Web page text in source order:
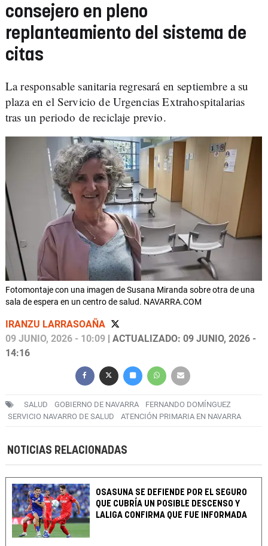
consejero en pleno
replanteamiento del sistema de
citas
La responsable sanitaria regresará en septiembre a su
plaza en el Servicio de Urgencias Extrahospitalarias
tras un periodo de reciclaje previo.
Fotomontaje con una imagen de Susana Miranda sobre otra de una
sala de espera en un centro de salud. NAVARRA.COM
IRANZU LARRASOAÑA
09 JUNIO, 2026 - 10:09 | ACTUALIZADO: 09 JUNIO, 2026 -
14:16
SALUD GOBIERNO DE NAVARRA
FERNANDO DOMÍNGUEZ
SERVICIO NAVARRO DE SALUD
ATENCIÓN PRIMARIA EN NAVARRA
NOTICIAS RELACIONADAS
OSASUNA SE DEFIENDE POR EL SEGURO
QUE CUBRÍA UN POSIBLE DESCENSO Y
LALIGA CONFIRMA QUE FUE INFORMADA